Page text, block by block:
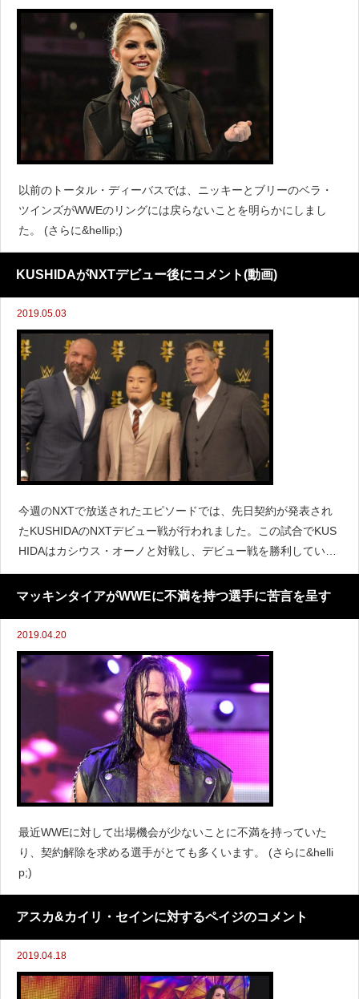
以前のトータル・ディーバスでは、ニッキーとブリーのベラ・
ツインズがWWEのリングには戻らないことを明らかにしまし
た。 (さらに&hellip;)
KUSHIDAがNXTデビュー後にコメント(動画)
2019.05.03
今週のNXTで放送されたエピソードでは、先日契約が発表され
たKUSHIDAのNXTデビュー戦が行われました。この試合でKUS
HIDAはカシウス・オーノと対戦し、デビュー戦を勝利していま
す。WWEはKUSHIDAのデビュー戦に関する動画を投稿しまし
た。そこでKUSHIDAは試合後にコメ
マッキンタイアがWWEに不満を持つ選手に苦言を呈す
2019.04.20
最近WWEに対して出場機会が少ないことに不満を持っていた
り、契約解除を求める選手がとても多くいます。 (さらに&helli
p;)
アスカ&カイリ・セインに対するペイジのコメント
2019.04.18